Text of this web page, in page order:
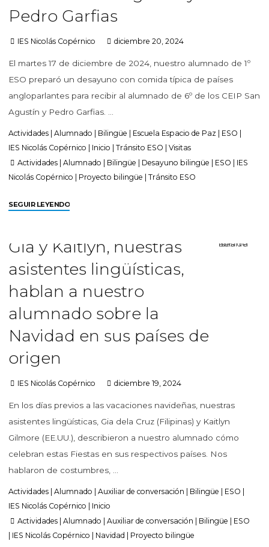
Pedro Garfias
IES Nicolás Copérnico diciembre 20, 2024
El martes 17 de diciembre de 2024, nuestro alumnado de 1º
ESO preparó un desayuno con comida típica de países
angloparlantes para recibir al alumnado de 6º de los CEIP San
Agustín y Pedro Garfias. …
Actividades Alumnado Bilingüe Escuela Espacio de Paz ESO
IES Nicolás Copérnico
Inicio Tránsito ESO
Visitas
Actividades |Alumnado Bilingüe Desayuno bilingüe ESO
IES
Nicolás Copérnico
Proyecto bilingüe |Tránsito ESO
SEGUIR LEYENDO
Gia y Kaitlyn, nuestras
asistentes lingüísticas,
hablan a nuestro
alumnado sobre la
Navidad en sus países de
origen
IES Nicolás Copérnico diciembre 19, 2024
En los días previos a las vacaciones navideñas, nuestras
asistentes lingüísticas, Gia dela Cruz (Filipinas) y Kaitlyn
Gilmore (EE.UU.), describieron a nuestro alumnado cómo
celebran estas Fiestas en sus respectivos países. Nos
hablaron de costumbres, …
Actividades Alumnado Auxiliar de conversación Bilingüe ESO
IES Nicolás Copérnico
Inicio
Actividades |Alumnado |Auxiliar de conversación Bilingüe
ESO
IES Nicolás Copérnico Navidad Proyecto bilingüe